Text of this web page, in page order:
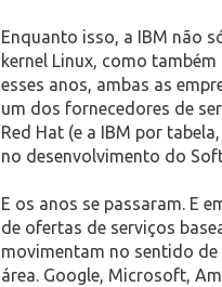
Enquanto isso, a IBM não
kernel Linux, como
esses anos, ambas as
um dos fornecedores de
Red Hat (e a IBM por
no desenvolvimento do
E os anos se passaram. E
de ofertas de serviços
movimentam no sentido
área. Google, Microsoft,